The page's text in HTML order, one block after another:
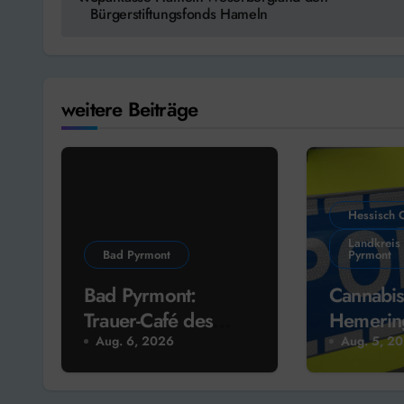
Bürgerstiftungsfonds Hameln
weitere Beiträge
Bad Pyrmont
Bad Pyrmont:
Trauer-Café des
Hospiz-Vereins
Aug. 6, 2026
Hessisch
Landkreis
Pyrmont
Aug. 5,